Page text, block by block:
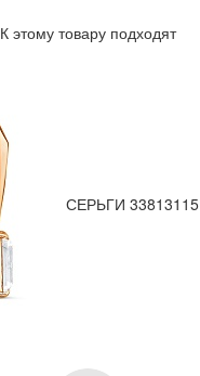
К этому товару подходят
СЕРЬГИ 33813115